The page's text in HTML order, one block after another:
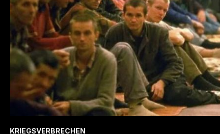
KRIEGSVERBRECHEN